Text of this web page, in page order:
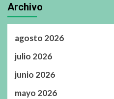
Archivo
agosto 2026
julio 2026
junio 2026
mayo 2026